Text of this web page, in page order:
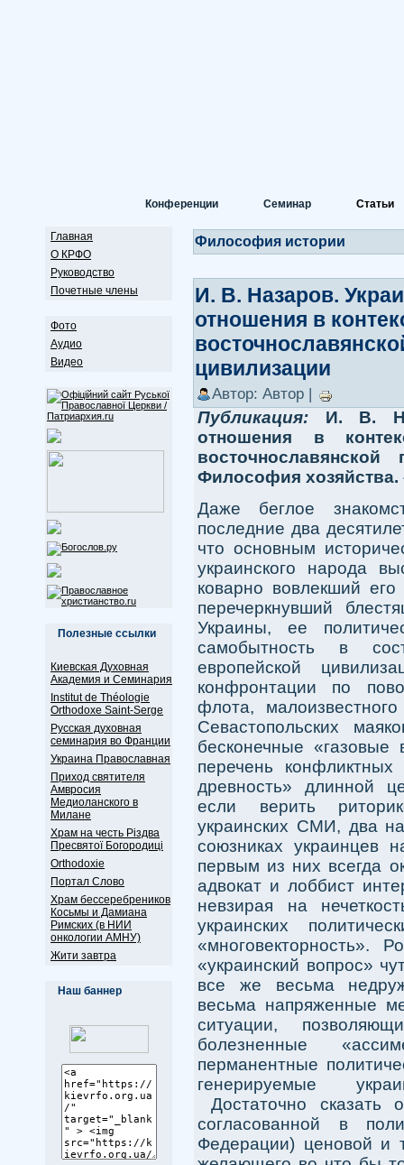
Конференции Семинар Статьи
Главная
О КРФО
Руководство
Почетные члены
Фото
Аудио
Видео
Полезные ссылки
Киевская Духовная
Академия и Семинария
Institut de Théologie
Orthodoxe Saint-Serge
Русская духовная
семинария во Франции
Украина Православная
Приход святителя
Амвросия
Медиоланского в
Милане
Храм на честь Різдва
Пресвятої Богородиці
Оrthodoxie
Портал Слово
Храм бессеребреников
Косьмы и Дамиана
Римских (в НИИ
онкологии АМНУ)
Жити завтра
Наш баннер
Философия истории
И. В. Назаров.
отношения в
цивилизации
Автор: Автор |
Публикация: И. В.
отношения в
Философия хозяйства.
Даже беглое
последние два
что основным
украинского народа
коварно вовлекший
перечеркнувший
Украины, ее
самобытность в
европейской
конфронтации по
флота,
Севастопольских
бесконечные
перечень
древность» длинной
если верить
украинских СМИ, два
союзниках украинцев
первым из них всегда
адвокат и лоббист
невзирая на
украинских
«многовекторность».
«украинский вопрос»
все же весьма
весьма напряженные
ситуации,
болезненные
перманентные
генерируемые
Достаточно сказать
согласованной в
Федерации) ценовой и